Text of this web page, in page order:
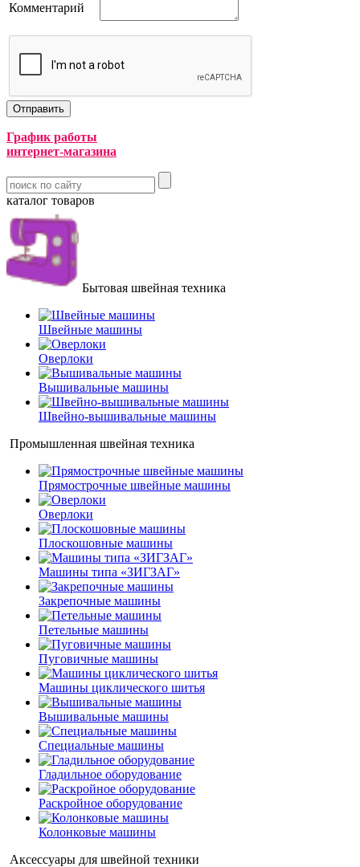
Комментарий
График работы
интернет-магазина
каталог товаров
Бытовая швейная техника
Швейные машины
Оверлоки
Вышивальные машины
Швейно-вышивальные машины
Промышленная швейная техника
Прямострочные швейные машины
Оверлоки
Плоскошовные машины
Машины типа «ЗИГЗАГ»
Закрепочные машины
Петельные машины
Пуговичные машины
Машины циклического шитья
Вышивальные машины
Специальные машины
Гладильное оборудование
Раскройное оборудование
Колонковые машины
Аксессуары для швейной техники